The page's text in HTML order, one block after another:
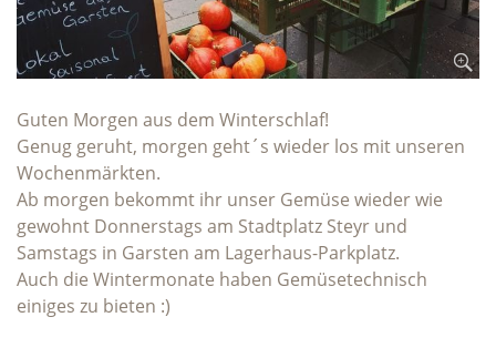
Guten Morgen aus dem Winterschlaf!
Genug geruht, morgen geht´s wieder los mit unseren
Wochenmärkten.
Ab morgen bekommt ihr unser Gemüse wieder wie
gewohnt Donnerstags am Stadtplatz Steyr und
Samstags in Garsten am Lagerhaus-Parkplatz.
Auch die Wintermonate haben Gemüsetechnisch
einiges zu bieten :)